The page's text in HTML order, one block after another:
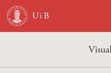
Hopp til hovedinnhold